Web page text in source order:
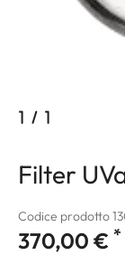
1 / 1
Filter
Codice prodotto
370,00 € *